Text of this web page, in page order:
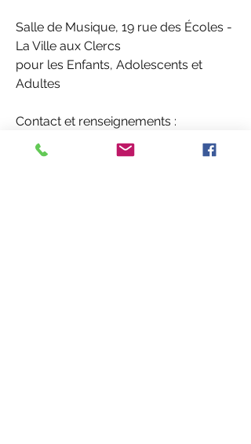
Salle de Musique, 19 rue des Écoles -
La Ville aux Clercs
pour les Enfants, Adolescents et
Adultes
Contact et renseignements :
Christophe PELLETIER au 06 30 60
73 41 ou 09 54 48 12 71